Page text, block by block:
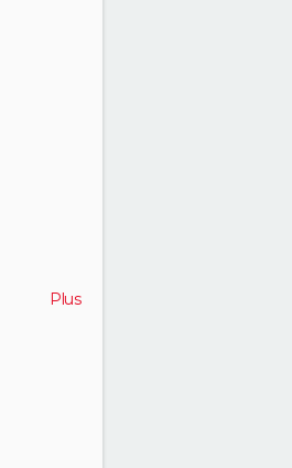
Plus